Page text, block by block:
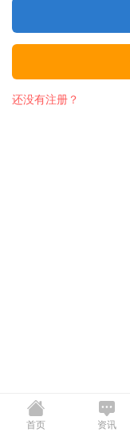
还没有注册？
首页 资讯